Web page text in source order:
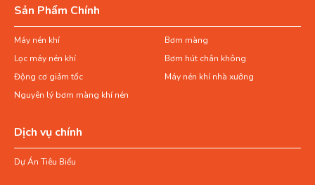
Sản Phẩm Chính
Máy nén khí
Bơm màng
Lọc máy nén khí
Bơm hút chân không
Động cơ giảm tốc
Máy nén khí nhà xưởng
Nguyên lý bơm màng khí nén
Dịch vụ chính
Dự Án Tiêu Biểu